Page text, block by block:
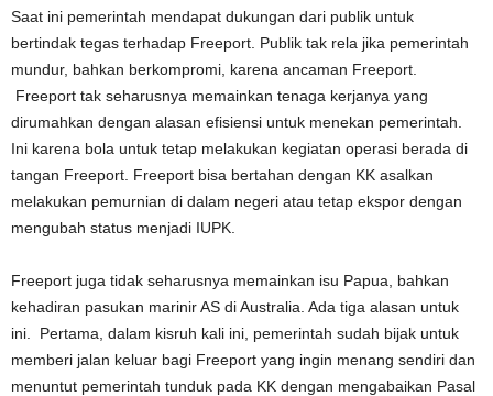
Saat ini pemerintah mendapat dukungan dari publik untuk
bertindak tegas terhadap Freeport. Publik tak rela jika pemerintah
mundur, bahkan berkompromi, karena ancaman Freeport.
Freeport tak seharusnya memainkan tenaga kerjanya yang
dirumahkan dengan alasan efisiensi untuk menekan pemerintah.
Ini karena bola untuk tetap melakukan kegiatan operasi berada di
tangan Freeport. Freeport bisa bertahan dengan KK asalkan
melakukan pemurnian di dalam negeri atau tetap ekspor dengan
mengubah status menjadi IUPK.
Freeport juga tidak seharusnya memainkan isu Papua, bahkan
kehadiran pasukan marinir AS di Australia. Ada tiga alasan untuk
ini. Pertama, dalam kisruh kali ini, pemerintah sudah bijak untuk
memberi jalan keluar bagi Freeport yang ingin menang sendiri dan
menuntut pemerintah tunduk pada KK dengan mengabaikan Pasal